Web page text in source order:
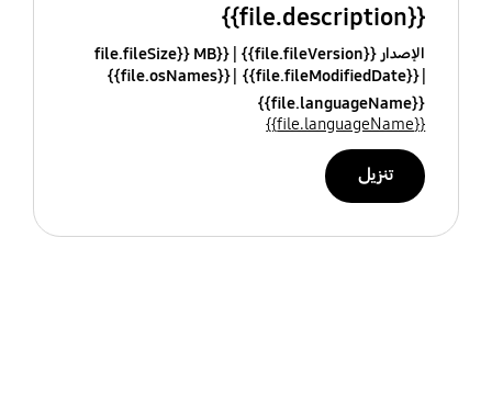
{{file.description}}
الإصدار {{file.fileVersion}}
{{file.fileSize}} MB
{{file.fileModifiedDate}}
{{file.osNames}}
{{file.languageName}}
{{file.languageName}}
تنزيل